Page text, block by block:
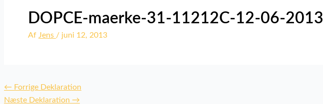
DOPCE-maerke-31-11212C-12-06-2013
Af Jens / juni 12, 2013
← Forrige Deklaration
Næste Deklaration →